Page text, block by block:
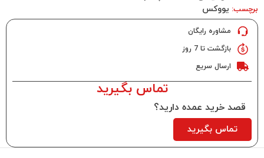
برچسب: یووکس
مشاوره رایگان
بازگشت تا 7 روز
ارسال سریع
تماس بگیرید
قصد خرید عمده دارید؟
تماس بگیرید